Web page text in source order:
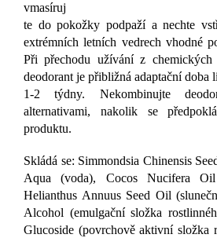
vmasíruj
te do pokožky podpaží a nechte
extrémních letních vedrech vhodné
Při přechodu užívání z
deodorant je přibližná adaptační doba
1-2 týdny. Nekombinujte
alternativami, nakolik se
produktu.
Skládá se: Simmondsia Chinensis
Aqua (voda), Cocos Nucifera
Helianthus Annuus Seed Oil
Alcohol (emulgační složka
Glucoside (povrchově aktivní složka